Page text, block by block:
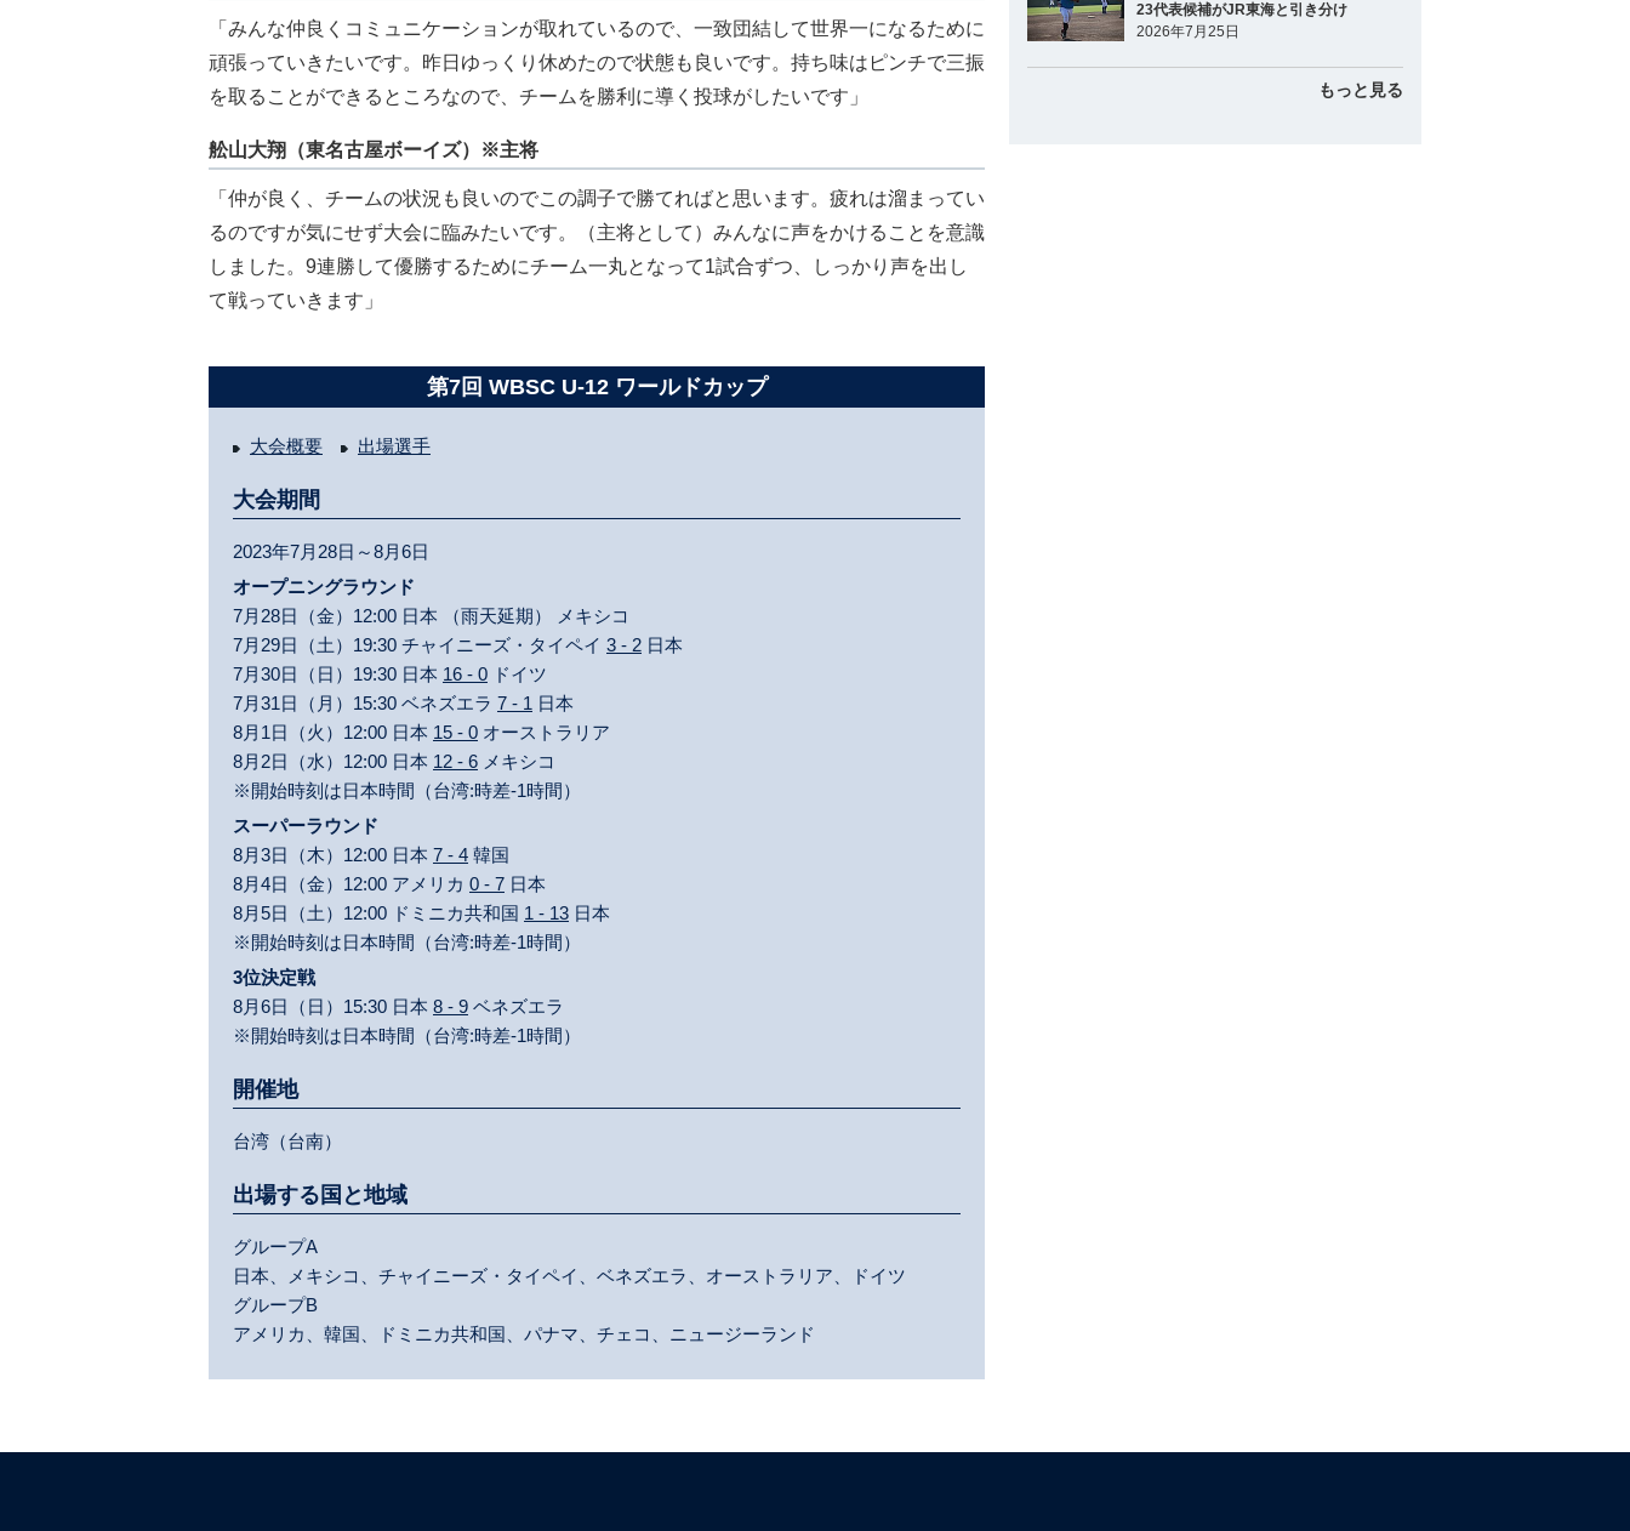
「みんな仲良くコミュニケーションが取れているので、一致団結して世界一になるために
頑張っていきたいです。昨日ゆっくり休めたので状態も良いです。持ち味はピンチで三振
を取ることができるところなので、チームを勝利に導く投球がしたいです」
舩山大翔（東名古屋ボーイズ）※主将
「仲が良く、チームの状況も良いのでこの調子で勝てればと思います。疲れは溜まってい
るのですが気にせず大会に臨みたいです。（主将として）みんなに声をかけることを意識
しました。9連勝して優勝するためにチーム一丸となって1試合ずつ、しっかり声を出し
て戦っていきます」
第7回 WBSC U-12 ワールドカップ
大会概要 出場選手
大会期間
2023年7月28日～8月6日
オープニングラウンド
7月28日（金）12:00 日本 （雨天延期） メキシコ
7月29日（土）19:30 チャイニーズ・タイペイ 3 - 2 日本
7月30日（日）19:30 日本 16 - 0 ドイツ
7月31日（月）15:30 ベネズエラ 7 - 1 日本
8月1日（火）12:00 日本 15 - 0 オーストラリア
8月2日（水）12:00 日本 12 - 6 メキシコ
※開始時刻は日本時間（台湾:時差-1時間）
スーパーラウンド
8月3日（木）12:00 日本 7 - 4 韓国
8月4日（金）12:00 アメリカ 0 - 7 日本
8月5日（土）12:00 ドミニカ共和国 1 - 13 日本
※開始時刻は日本時間（台湾:時差-1時間）
3位決定戦
8月6日（日）15:30 日本 8 - 9 ベネズエラ
※開始時刻は日本時間（台湾:時差-1時間）
開催地
台湾（台南）
出場する国と地域
グループA
日本、メキシコ、チャイニーズ・タイペイ、ベネズエラ、オーストラリア、ドイツ
グループB
アメリカ、韓国、ドミニカ共和国、パナマ、チェコ、ニュージーランド
23代表候補がJR東海と引き分け
2026年7月25日
もっと見る